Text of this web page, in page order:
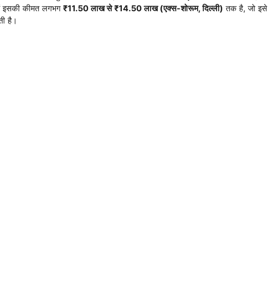
इसकी कीमत लगभग ₹11.50 लाख से ₹14.50 लाख (एक्स-शोरूम, दिल्ली) तक है, जो इसे
है।